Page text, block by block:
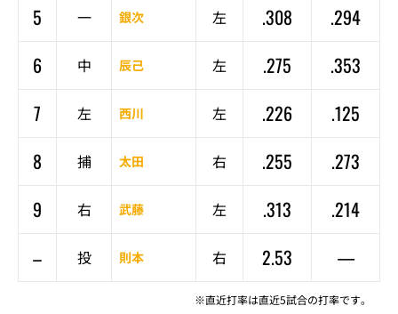
5
一 銀次 左 .308
.294
6
中 辰己 左 .275
.353
7
左 西川 左 .226
.125
8
捕 太田 右 .255
.273
9
右 武藤 左 .313
.214
–
投 則本 右 2.53 —
※直近打率は直近5試合の打率です。